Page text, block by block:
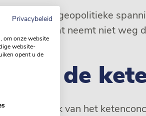
Loon noemt geopolitieke
‘Dat neemt niet
in de
voetafdruk van het
Privacybeleid
om onze website
website-
opent u de